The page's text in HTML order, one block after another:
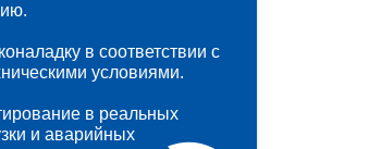
в соответствии с
условиями.
в реальных
и аварийных